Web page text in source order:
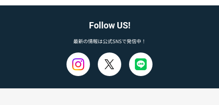
Follow US!
最新の情報は公式SNSで発信中！